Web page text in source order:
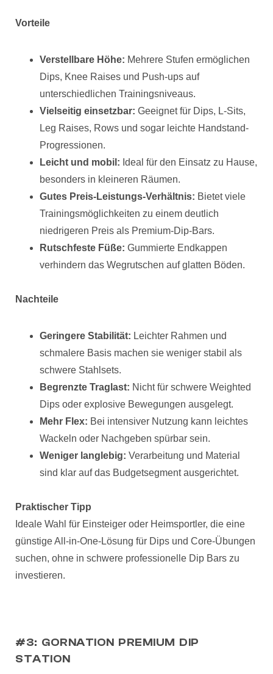
Vorteile
Verstellbare Höhe: Mehrere Stufen ermöglichen
Dips, Knee Raises und Push-ups auf
unterschiedlichen Trainingsniveaus.
Vielseitig einsetzbar: Geeignet für Dips, L-Sits,
Leg Raises, Rows und sogar leichte Handstand-
Progressionen.
Leicht und mobil: Ideal für den Einsatz zu Hause,
besonders in kleineren Räumen.
Gutes Preis-Leistungs-Verhältnis: Bietet viele
Trainingsmöglichkeiten zu einem deutlich
niedrigeren Preis als Premium-Dip-Bars.
Rutschfeste Füße: Gummierte Endkappen
verhindern das Wegrutschen auf glatten Böden.
Nachteile
Geringere Stabilität: Leichter Rahmen und
schmalere Basis machen sie weniger stabil als
schwere Stahlsets.
Begrenzte Traglast: Nicht für schwere Weighted
Dips oder explosive Bewegungen ausgelegt.
Mehr Flex: Bei intensiver Nutzung kann leichtes
Wackeln oder Nachgeben spürbar sein.
Weniger langlebig: Verarbeitung und Material
sind klar auf das Budgetsegment ausgerichtet.
Praktischer Tipp
Ideale Wahl für Einsteiger oder Heimsportler, die eine
günstige All-in-One-Lösung für Dips und Core-Übungen
suchen, ohne in schwere professionelle Dip Bars zu
investieren.
#3: GORNATION PREMIUM DIP
STATION